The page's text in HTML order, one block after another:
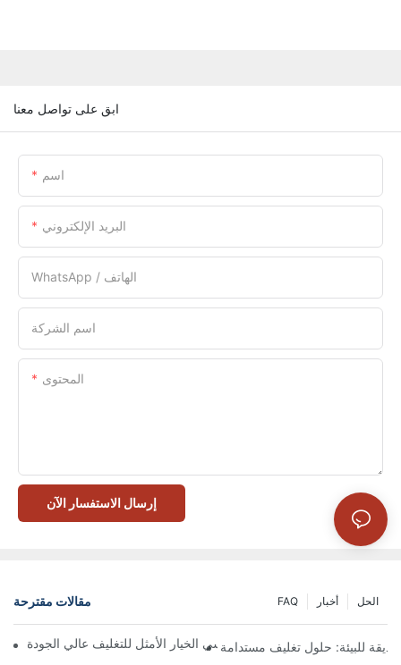
ابق على تواصل معنا
اسم
البريد الإلكتروني
WhatsApp / الهاتف
اسم الشركة
المحتوى
إرسال الاستفسار الآن
مقالات مقترحة الحل أخبار FAQ
تُعدّ الصناديق ذات الإغلاق المغناطيسي الخيار الأمثل للتغليف عالي الجودة
للبيئة: حلول تغليف مستدامة